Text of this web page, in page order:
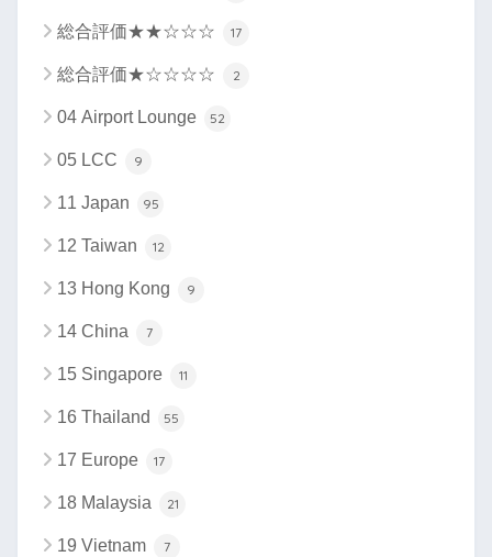
総合評価★★☆☆☆ 17
総合評価★☆☆☆☆ 2
04 Airport Lounge 52
05 LCC 9
11 Japan 95
12 Taiwan 12
13 Hong Kong 9
14 China 7
15 Singapore 11
16 Thailand 55
17 Europe 17
18 Malaysia 21
19 Vietnam 7